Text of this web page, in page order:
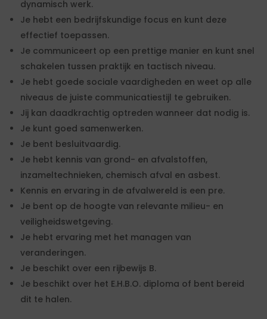
dynamisch werk.
Je hebt een bedrijfskundige focus en kunt deze
effectief toepassen.
Je communiceert op een prettige manier en kunt snel
schakelen tussen praktijk en tactisch niveau.
Je hebt goede sociale vaardigheden en weet op alle
niveaus de juiste communicatiestijl te gebruiken.
Jij kan daadkrachtig optreden wanneer dat nodig is.
Je kunt goed samenwerken.
Je bent besluitvaardig.
Je hebt kennis van grond- en afvalstoffen,
inzameltechnieken, chemisch afval en asbest.
Kennis en ervaring in de afvalwereld is een pre.
Je bent op de hoogte van relevante milieu- en
veiligheidswetgeving.
Je hebt ervaring met het managen van
veranderingen.
Je beschikt over een rijbewijs B.
Je beschikt over het E.H.B.O. diploma of bent bereid
dit te halen.